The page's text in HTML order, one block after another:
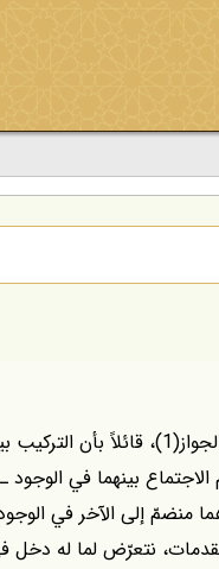
وذهب الميرزا إلى
الاجتماع بينهما في
منضمّ إلى الآخر في
نتعرّض لما له دخل